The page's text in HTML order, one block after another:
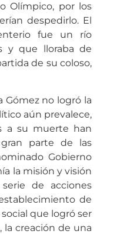
Olímpico, por los
despedirlo. El
fue un río
y que lloraba de
de su coloso,
Gómez no logró la
aún prevalece,
a su muerte han
parte de las
Gobierno
la misión y visión
de acciones
de
que logró ser
la creación de una